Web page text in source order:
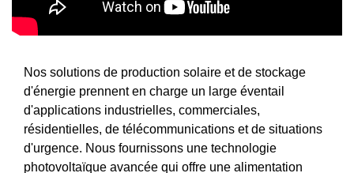
Nos solutions de production solaire et de stockage
d'énergie prennent en charge un large éventail
d'applications industrielles, commerciales,
résidentielles, de télécommunications et de situations
d'urgence. Nous fournissons une technologie
photovoltaïque avancée qui offre une alimentation